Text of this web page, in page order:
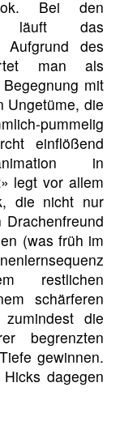
Bei den
läuft das
Aufgrund des
man als
mit
Ungetüme, die
pummelig
einflößend
in
legt vor allem
die nicht nur
(was früh im
restlichen
schärferen
die
begrenzten
gewinnen.
dagegen